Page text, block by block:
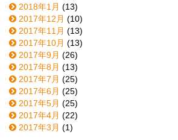
2018年1月 (13)
2017年12月 (10)
2017年11月 (13)
2017年10月 (13)
2017年9月 (26)
2017年8月 (13)
2017年7月 (25)
2017年6月 (25)
2017年5月 (25)
2017年4月 (22)
2017年3月 (1)